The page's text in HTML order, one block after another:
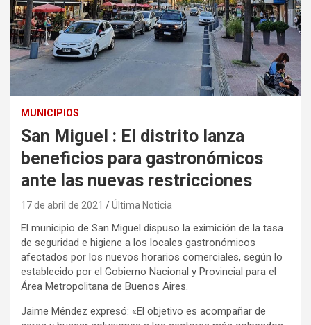
MUNICIPIOS
San Miguel : El distrito lanza
beneficios para gastronómicos
ante las nuevas restricciones
17 de abril de 2021 Última Noticia
El municipio de San Miguel dispuso la eximición de la tasa
de seguridad e higiene a los locales gastronómicos
afectados por los nuevos horarios comerciales, según lo
establecido por el Gobierno Nacional y Provincial para el
Área Metropolitana de Buenos Aires.
Jaime Méndez expresó: «El objetivo es acompañar de